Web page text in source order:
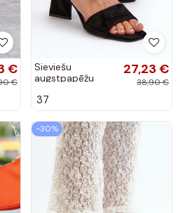
€
€
Sieviešu
augstpapēžu
izgatavotas no
Upttima
27,23 €
38,90 €
37
-30%